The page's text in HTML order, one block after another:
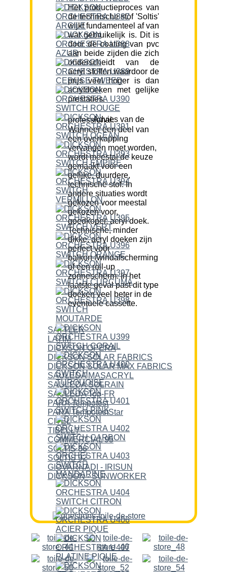
Het productieproces van
de technische stof 'Soltis'
wijkt fundamenteel af van
wat gebruikelijk is. Dit is
door de coating van pvc
aan beide zijden die zich
onderscheidt van de
acryl stoffen waardoor de
prijs veel hoger is dan
acryldoeken met gelijke
prestaties.
Advies van de professional:
Wanneer een deel van
een overkapping
vervangen moet worden,
wordt meestal de keuze
gemaakt voor een
gelijke, duurdere,
technische stof. In
andere situaties wordt
gekozen voor meestal
gekozen voor,
goedkoper, acryl doek.
Technische, minder
dikke, acryl doeken zijn
perfect voor
balkon-/windafscherming
of een roll-up
zonnescherm. In het
laatste geval past dit type
doeken veel beter in de
eventuele cassette.
SATTLER
LATIM
DICKSON OPERA
DICKSON SOLAR FABRICS
DICKSON SOLAR MAX FABRICS
SAULEDA MASACRYL
SAULEDA SOLRAIN
SAULEDA Top-FR
PARA Tempotest
PARA TempotestStar
CITEL
TIBELLY
COMMERCIAL 95
SOLTIS 86
SOLTIS 92
GIOVARNADI - IRISUN
DICKSON - SUNWORKER